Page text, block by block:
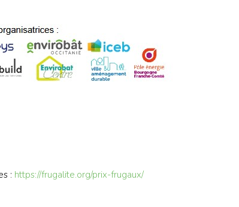
: https://frugalite.org/prix-frugaux/